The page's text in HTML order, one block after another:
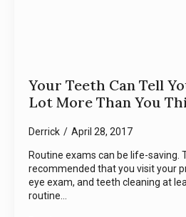
Your Teeth Can Tell
Lot More Than You
Derrick April 28, 2017
Routine exams can be life-saving.
recommended that you visit your
eye exam, and teeth cleaning at
routine…